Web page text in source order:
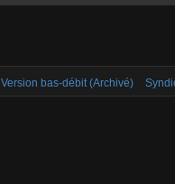
Version bas-débit (Archivé)